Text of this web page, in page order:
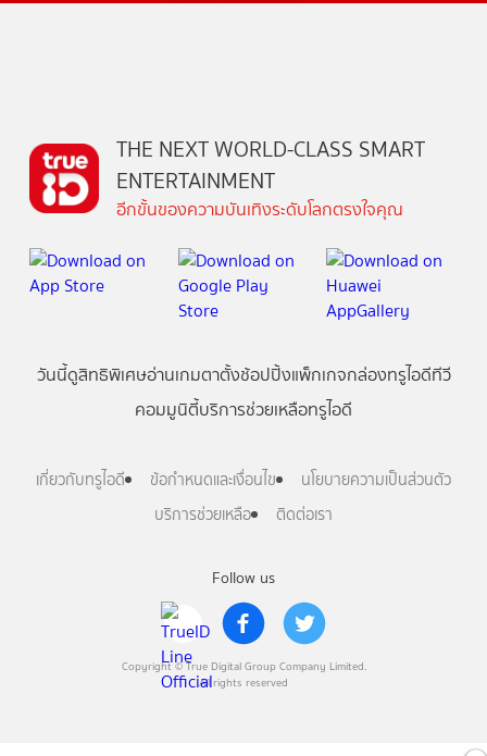
Follow us
Copyright © True Digital Group Company Limited.
All rights reserved
THE NEXT WORLD-CLASS SMART
ENTERTAINMENT
อีกขั้นของความบันเทิงระดับโลกตรงใจคุณ
วันนี้ดูสิทธิพิเศษอ่านเกมตาตั้งช้อปปิ้งแพ็กเกจกล่องทรูไอดีทีวี
คอมมูนิตี้บริการช่วยเหลือทรูไอดี
เกี่ยวกับทรูไอดี ข้อกำหนดและเงื่อนไข
นโยบายความเป็นส่วนตัว
บริการช่วยเหลือ
ติดต่อเรา